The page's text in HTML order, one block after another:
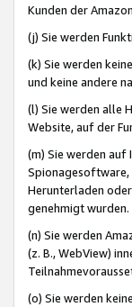
Kunden der
(j) Sie werden
(k) Sie werden
und keine andere
(l) Sie werden alle
Website, auf der
(m) Sie werden
Spionagesoftware,
Herunterladen
genehmigt wurden.
(n) Sie werden
(z. B., WebView)
(o) Sie werden